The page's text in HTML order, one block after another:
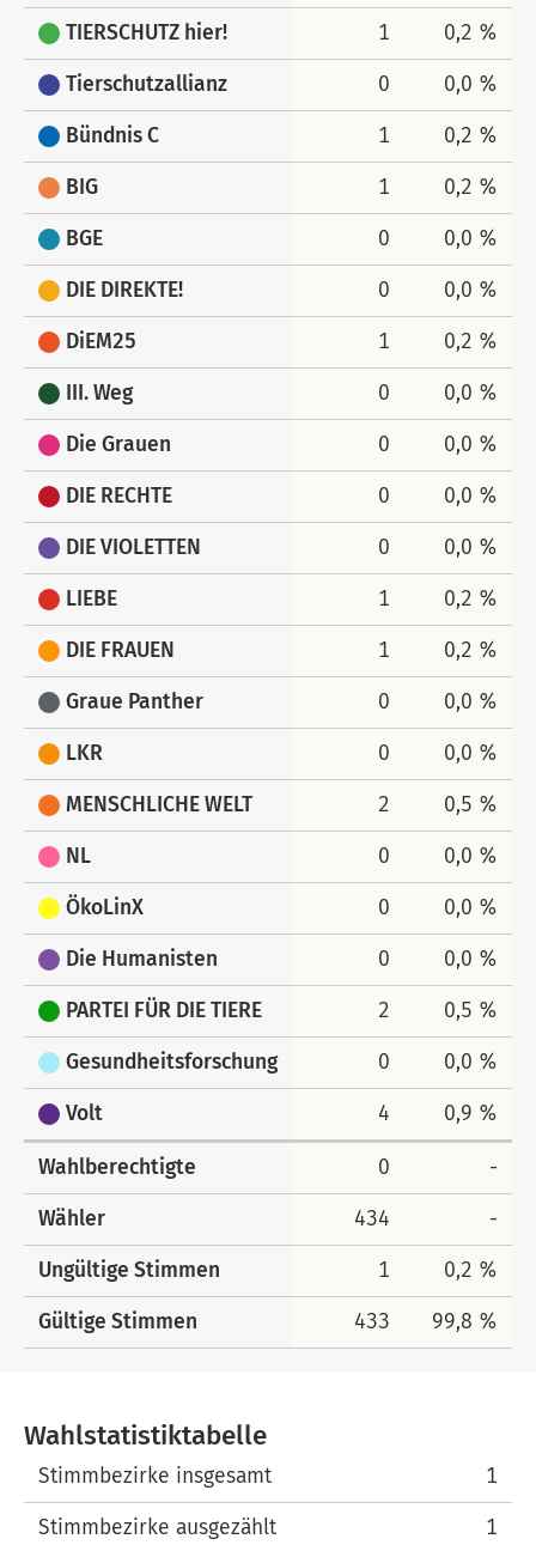
TIERSCHUTZ hier! 1 0,2 %
Tierschutzallianz 0 0,0 %
Bündnis C 1 0,2 %
BIG 1 0,2 %
BGE 0 0,0 %
DIE DIREKTE! 0 0,0 %
DiEM25 1 0,2 %
III. Weg 0 0,0 %
Die Grauen 0 0,0 %
DIE RECHTE 0 0,0 %
DIE VIOLETTEN 0 0,0 %
LIEBE 1 0,2 %
DIE FRAUEN 1 0,2 %
Graue Panther 0 0,0 %
LKR 0 0,0 %
MENSCHLICHE WELT 2 0,5 %
NL 0 0,0 %
ÖkoLinX 0 0,0 %
Die Humanisten 0 0,0 %
PARTEI FÜR DIE TIERE 2 0,5 %
Gesundheitsforschung 0 0,0 %
Volt 4 0,9 %
Wahlberechtigte 0 -
Wähler 434 -
Ungültige Stimmen 1 0,2 %
Gültige Stimmen 433 99,8 %
Wahlstatistiktabelle
Wahlstatistiktabelle
Stimmbezirke insgesamt 1
Stimmbezirke ausgezählt 1